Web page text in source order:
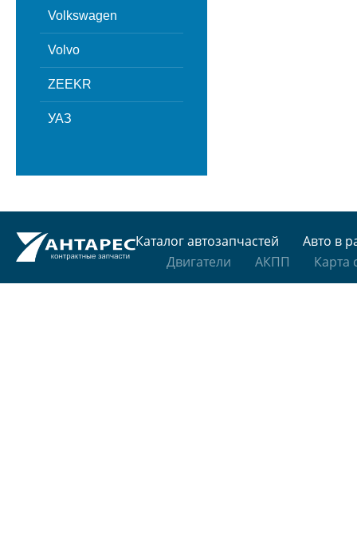
Volkswagen
Volvo
ZEEKR
УАЗ
Каталог автозапчастей
Авто в
Двигатели
АКПП Карта